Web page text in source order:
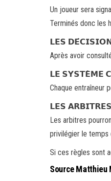
Un joueur sera
Terminés donc les
𝗟𝗘𝗦
Après avoir
𝗟𝗘 𝗦𝗬𝗦𝗧𝗘̀𝗠𝗘
Chaque entraîneur
𝗟𝗘𝗦
Les arbitres
privilégier le
Si ces règles sont
Source Matthieu